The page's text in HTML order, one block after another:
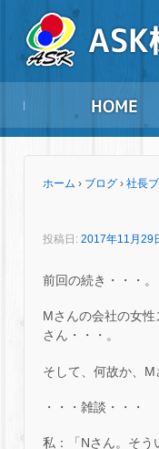
ホーム › ブログ › 社長
投稿日: 2017年11月29
前回の続き・・・。
Mさんの会社の女
さん・・・。
そして、何故か、
・・・雑談・・・
私：「Nさん。そう